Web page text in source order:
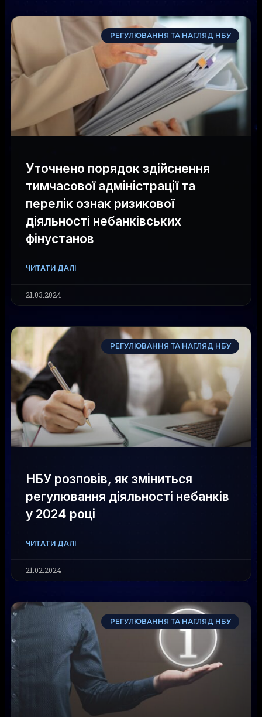
РЕГУЛЮВАННЯ ТА НАГЛЯД НБУ
Уточнено порядок здійснення
тимчасової адміністрації та
перелік ознак ризикової
діяльності небанківських
фінустанов
ЧИТАТИ ДАЛІ
21.03.2024
РЕГУЛЮВАННЯ ТА НАГЛЯД НБУ
НБУ розповів, як зміниться
регулювання діяльності небанків
у 2024 році
ЧИТАТИ ДАЛІ
21.02.2024
РЕГУЛЮВАННЯ ТА НАГЛЯД НБУ